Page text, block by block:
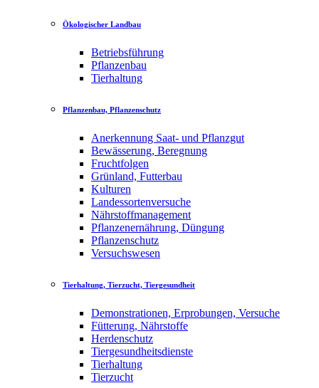
Ökologischer Landbau
Betriebsführung
Pflanzenbau
Tierhaltung
Pflanzenbau, Pflanzenschutz
Anerkennung Saat- und Pflanzgut
Bewässerung, Beregnung
Fruchtfolgen
Grünland, Futterbau
Kulturen
Landessortenversuche
Nährstoffmanagement
Pflanzenernährung, Düngung
Pflanzenschutz
Versuchswesen
Tierhaltung, Tierzucht, Tiergesundheit
Demonstrationen, Erprobungen, Versuche
Fütterung, Nährstoffe
Herdenschutz
Tiergesundheitsdienste
Tierhaltung
Tierzucht